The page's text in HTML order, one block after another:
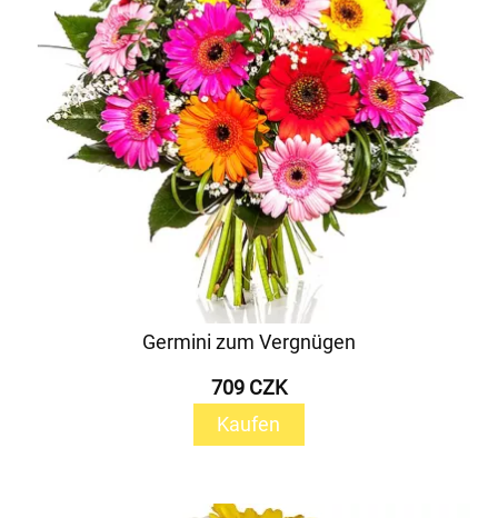
Germini zum Vergnügen
709 CZK
Kaufen